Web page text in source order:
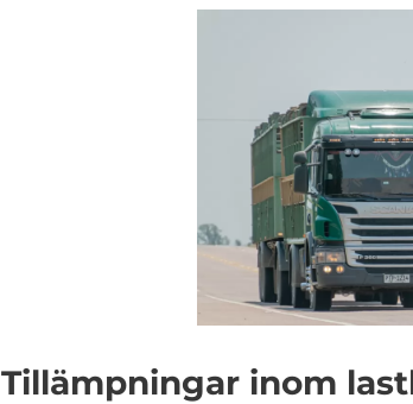
Tillämpningar inom